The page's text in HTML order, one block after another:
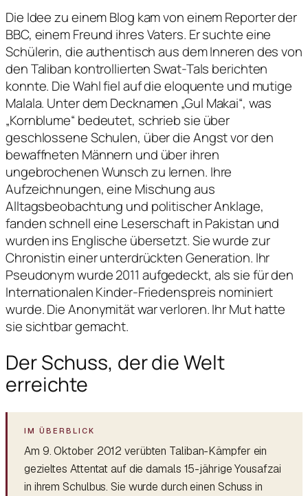
Die Idee zu einem Blog kam von einem Reporter der
BBC, einem Freund ihres Vaters. Er suchte eine
Schülerin, die authentisch aus dem Inneren des von
den Taliban kontrollierten Swat-Tals berichten
konnte. Die Wahl fiel auf die eloquente und mutige
Malala. Unter dem Decknamen „Gul Makai“, was
„Kornblume“ bedeutet, schrieb sie über
geschlossene Schulen, über die Angst vor den
bewaffneten Männern und über ihren
ungebrochenen Wunsch zu lernen. Ihre
Aufzeichnungen, eine Mischung aus
Alltagsbeobachtung und politischer Anklage,
fanden schnell eine Leserschaft in Pakistan und
wurden ins Englische übersetzt. Sie wurde zur
Chronistin einer unterdrückten Generation. Ihr
Pseudonym wurde 2011 aufgedeckt, als sie für den
Internationalen Kinder-Friedenspreis nominiert
wurde. Die Anonymität war verloren. Ihr Mut hatte
sie sichtbar gemacht.
Der Schuss, der die Welt
erreichte
Am 9. Oktober 2012 verübten Taliban-Kämpfer ein
gezieltes Attentat auf die damals 15-jährige Yousafzai
in ihrem Schulbus. Sie wurde durch einen Schuss in